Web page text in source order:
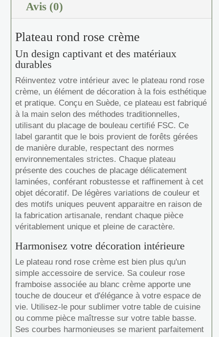
Avis (0)
Plateau rond rose crème
Un design captivant et des matériaux
durables
Réinventez votre intérieur avec le plateau rond rose
crème, un élément de décoration à la fois esthétique
et pratique. Conçu en Suède, ce plateau est fabriqué
à la main selon des méthodes traditionnelles,
utilisant du placage de bouleau certifié FSC. Ce
label garantit que le bois provient de forêts gérées
de manière durable, respectant des normes
environnementales strictes. Chaque plateau
présente des couches de placage délicatement
laminées, conférant robustesse et raffinement à cet
objet décoratif. De légères variations de couleur et
des motifs uniques peuvent apparaitre en raison de
la fabrication artisanale, rendant chaque pièce
véritablement unique et pleine de caractère.
Harmonisez votre décoration intérieure
Le plateau rond rose crème est bien plus qu'un
simple accessoire de service. Sa couleur rose
framboise associée au blanc crème apporte une
touche de douceur et d'élégance à votre espace de
vie. Utilisez-le pour sublimer votre table de cuisine
ou comme pièce maîtresse sur votre table basse.
Ses courbes harmonieuses se marient parfaitement